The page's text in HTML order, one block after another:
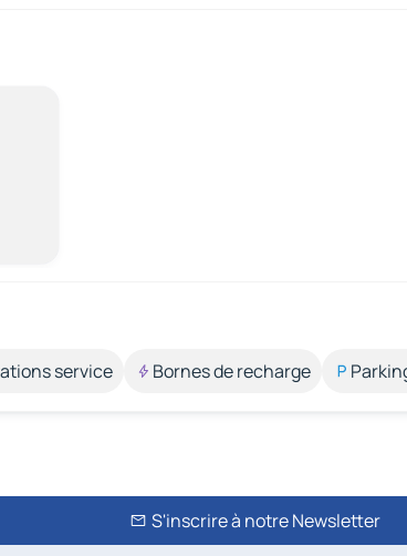
service Bornes de recharge
S'inscrire à notre Newsletter